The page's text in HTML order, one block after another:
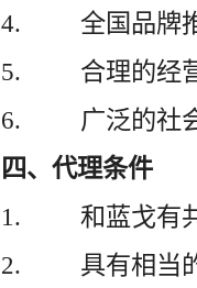
4. 全国品牌推
5. 合理的经营
6. 广泛的社会
四、代理条件
1. 和蓝戈有共
2. 具有相当的